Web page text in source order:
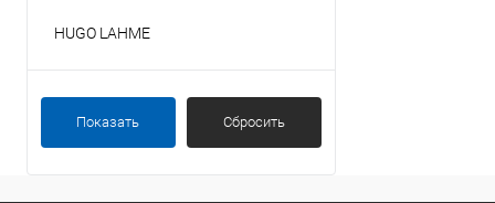
HUGO LAHME
Показать Сбросить